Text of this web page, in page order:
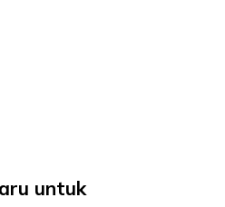
untuk